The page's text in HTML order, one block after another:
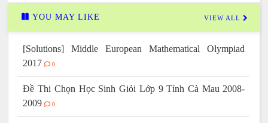
YOU MAY LIKE VIEW ALL
[Solutions] Middle European Mathematical Olympiad
2017
0
Đề Thi Chọn Học Sinh Giỏi Lớp 9 Tỉnh Cà Mau 2008-
2009
0